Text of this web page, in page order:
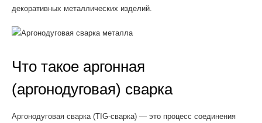
декоративных металлических изделий.
Что такое аргонная
(аргонодуговая) сварка
Аргонодуговая сварка (TIG-сварка) — это процесс соединения